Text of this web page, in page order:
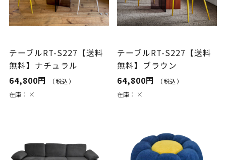
テーブルRT-S227【送料
無料】ナチュラル
64,800円
（税込）
在庫： ×
テーブルRT-S227【送料
無料】ブラウン
64,800円
（税込）
在庫： ×